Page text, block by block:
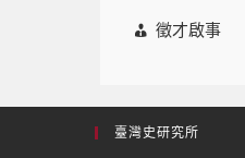
徵才啟事
臺灣史研究所